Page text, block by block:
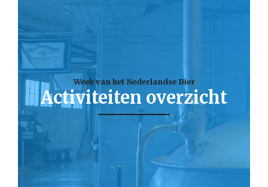
Week van het Nederlandse Bier
Activiteiten overzicht